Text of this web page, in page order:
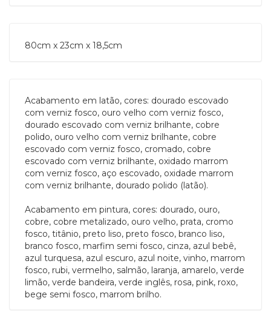
80cm x 23cm x 18,5cm
Acabamento em latão, cores: dourado escovado
com verniz fosco, ouro velho com verniz fosco,
dourado escovado com verniz brilhante, cobre
polido, ouro velho com verniz brilhante, cobre
escovado com verniz fosco, cromado, cobre
escovado com verniz brilhante, oxidado marrom
com verniz fosco, aço escovado, oxidade marrom
com verniz brilhante, dourado polido (latão).
Acabamento em pintura, cores: dourado, ouro,
cobre, cobre metalizado, ouro velho, prata, cromo
fosco, titânio, preto liso, preto fosco, branco liso,
branco fosco, marfim semi fosco, cinza, azul bebê,
azul turquesa, azul escuro, azul noite, vinho, marrom
fosco, rubi, vermelho, salmão, laranja, amarelo, verde
limão, verde bandeira, verde inglês, rosa, pink, roxo,
bege semi fosco, marrom brilho.